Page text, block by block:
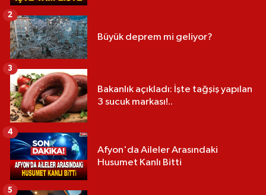
Büyük deprem mi geliyor?
2
Bakanlık açıkladı: İşte tağşiş yapılan
3 sucuk markası!..
3
Afyon'da Aileler Arasındaki
Husumet Kanlı Bitti
4
5